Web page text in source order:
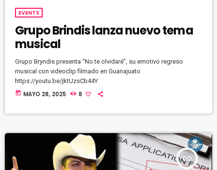
EVENTS
Grupo Brindis lanza nuevo tema
musical
Grupo Bryndis presenta “No te olvidaré”, su emotivo regreso
musical con videoclip filmado en Guanajuato
https://youtu.be/jktUzsCb44Y
today MAYO 28, 2025 8
insert_link